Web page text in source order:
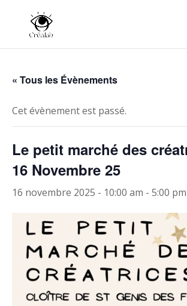
« Tous les Évènements
Cet évènement est passé.
Le petit marché des
16 Novembre 25
16 novembre 2025 - 10:00 am - 5:00 pm